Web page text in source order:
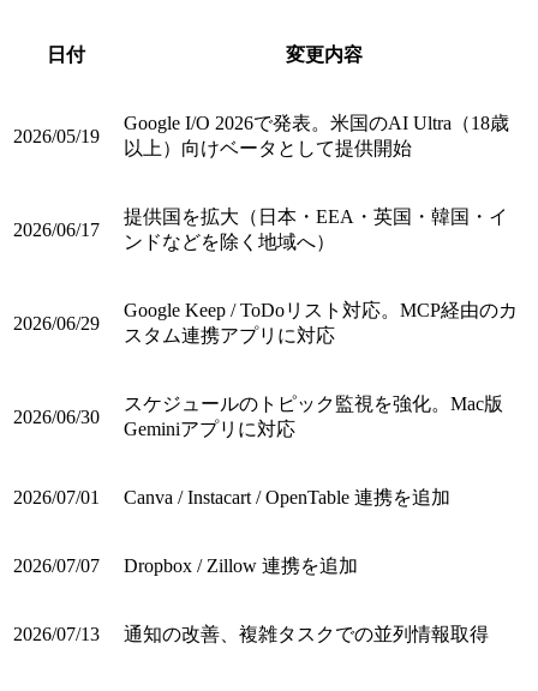
日付 変更内容
2026/05/19
Google I/O 2026で発表。米国のAI Ultra（18歳
以上）向けベータとして提供開始
2026/06/17
提供国を拡大（日本・EEA・英国・韓国・イ
ンドなどを除く地域へ）
2026/06/29
Google Keep / ToDoリスト対応。MCP経由のカ
スタム連携アプリに対応
2026/06/30
スケジュールのトピック監視を強化。Mac版
Geminiアプリに対応
2026/07/01 Canva / Instacart / OpenTable 連携を追加
2026/07/07 Dropbox / Zillow 連携を追加
2026/07/13 通知の改善、複雑タスクでの並列情報取得